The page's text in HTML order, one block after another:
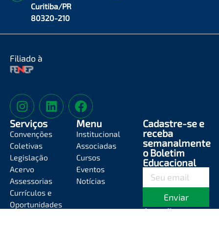
Curitiba/PR
80320-210
Filiado à
Serviços
Convenções
Coletivas
Legislação
Acervo
Assessorias
Currículos e
Oportunidades
Menu
Institucional
Associadas
Cursos
Eventos
Notícias
Cadastre-se e
receba
semanalmente
o Boletim
Educacional
Enviar
Atendimento